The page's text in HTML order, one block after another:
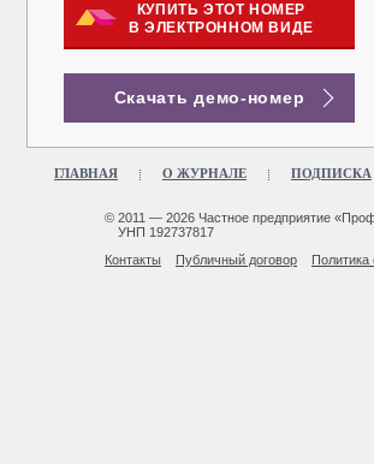
КУПИТЬ ЭТОТ НОМЕР
В ЭЛЕКТРОННОМ ВИДЕ
Скачать демо-номер
ГЛАВНАЯ О ЖУРНАЛЕ ПОДПИСКА
© 2011 — 2026 Частное предприятие
УНП 192737817
Контакты
Публичный договор Политика